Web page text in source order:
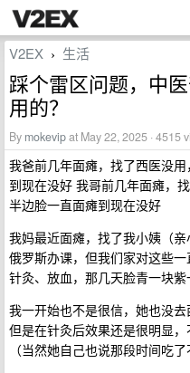
V2EX › 生活
踩个雷区问题，中
用的？
By mokevipat May 22, 2025 · 4515
我爸前几年面瘫，找了西医没
到现在没好 我哥前几年面瘫，
半边脸一直面瘫到现在没好
我妈最近面瘫，找了我小姨（
俄罗斯办课，但我们家对这些
针灸、放血，那几天脸青一块紫
我一开始也不是很信，她也没去
但是在针灸后效果还是很明显
（当然她自己也说那段时间吃了